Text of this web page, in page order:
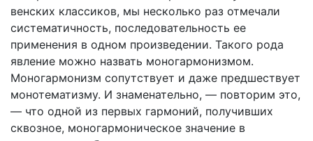
венских классиков, мы несколько раз отмечали
систематичность, последовательность ее
применения в одном произведении. Такого рода
явление можно назвать моногармонизмом.
Моногармонизм сопутствует и даже предшествует
монотематизму. И знаменательно, — повторим это,
— что одной из первых гармоний, получивших
сквозное, моногармоническое значение в